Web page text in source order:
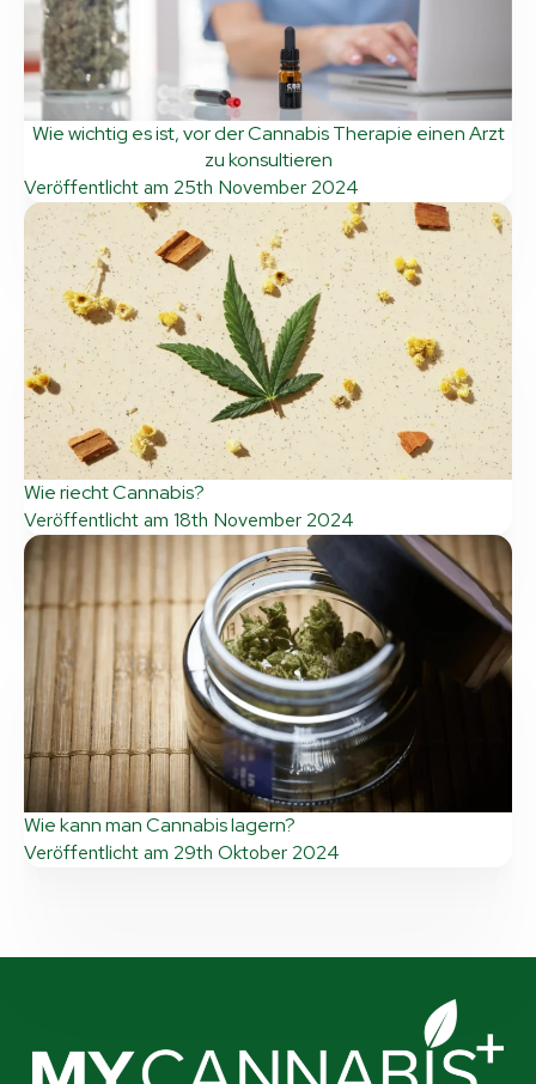
Wie wichtig es ist, vor der Cannabis Therapie einen Arzt
zu konsultieren
Veröffentlicht am 25th November 2024
Wie riecht Cannabis?
Veröffentlicht am 18th November 2024
Wie kann man Cannabis lagern?
Veröffentlicht am 29th Oktober 2024